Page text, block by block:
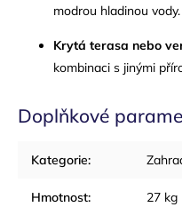
modrou hladinou vody.
Krytá terasa nebo
kombinaci s jinými
Doplňkové
Kategorie:
Hmotnost: 27 kg